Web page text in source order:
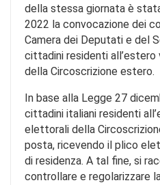
della stessa giornata è
2022 la convocazione dei
Camera dei Deputati e del
cittadini residenti
della Circoscrizione estero.
In base alla Legge 27
cittadini italiani residenti
elettorali della
posta, ricevendo il plico
di residenza. A tal fine, si
controllare e regolarizzare